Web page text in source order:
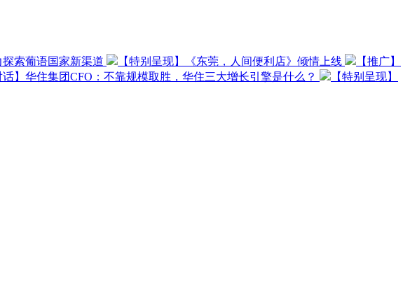
探索葡语国家新渠道 【特别呈现】《东莞，人间便利店》倾情上线
【推广】
话】华住集团CFO：不靠规模取胜，华住三大增长引擎是什么？
【特别呈现】